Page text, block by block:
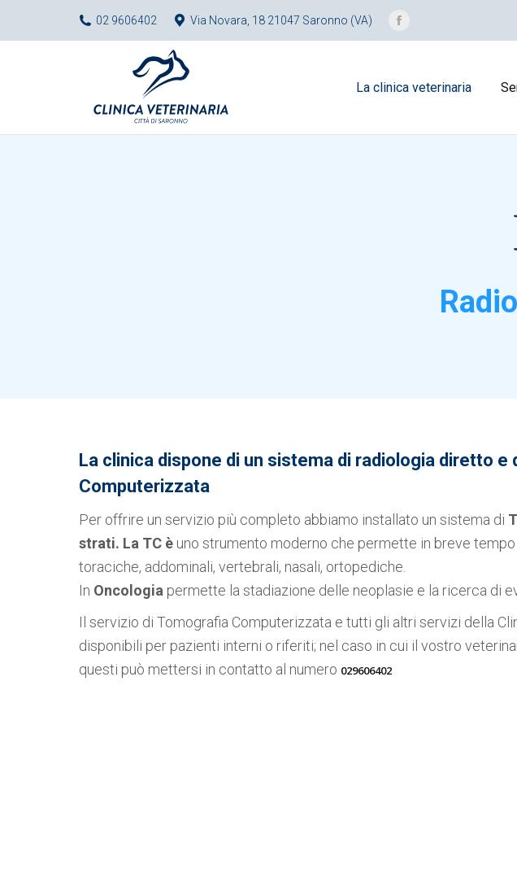
02 9606402 Via Novara, 18 21047 Saronno (VA)
Facebook
in
window
La clinica veterinaria
La clinica dispone di un sistema di radiologia diretto e
Computerizzata
Per offrire un servizio più completo abbiamo installato un sistema di
strati. La TC è uno strumento moderno che permette in breve
toraciche, addominali, vertebrali, nasali, ortopediche.
In Oncologia permette la stadiazione delle neoplasie e la ricerca di
Il servizio di Tomografia Computerizzata e tutti gli altri servizi della
disponibili per pazienti interni o riferiti; nel caso in cui il vostro
questi può mettersi in contatto al numero 029606402